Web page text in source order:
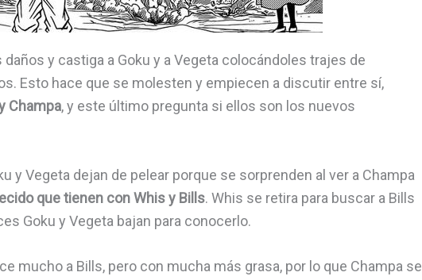
y castiga a Goku y a Vegeta colocándoles trajes de
Esto hace que se molesten y empiecen a discutir entre sí,
Champa, y este último pregunta si ellos son los nuevos
y Vegeta dejan de pelear porque se sorprenden al ver a Champa
que tienen con Whis y Bills. Whis se retira para buscar a Bills
Goku y Vegeta bajan para conocerlo.
mucho a Bills, pero con mucha más grasa, por lo que Champa se